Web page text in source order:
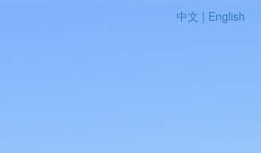
中文 | English